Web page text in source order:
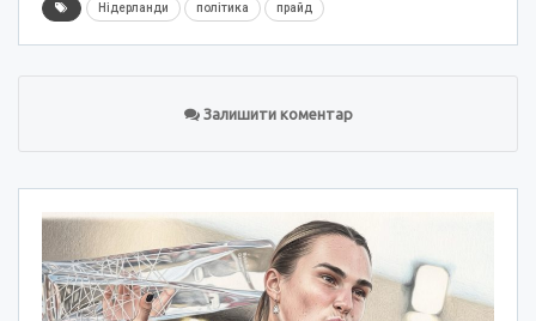
Нідерланди політика прайд
Залишити коментар